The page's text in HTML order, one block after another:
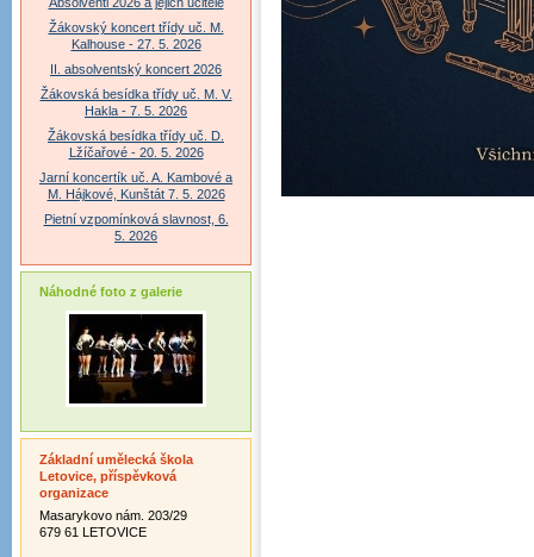
Žákovský koncert třídy uč. M.
Kalhouse - 27. 5. 2026
II. absolventský koncert 2026
Žákovská besídka třídy uč. M. V.
Hakla - 7. 5. 2026
Žákovská besídka třídy uč. D.
Lžíčařové - 20. 5. 2026
Jarní koncertík uč. A. Kambové a
M. Hájkové, Kunštát 7. 5. 2026
Pietní vzpomínková slavnost, 6.
5. 2026
Náhodné foto z galerie
Základní umělecká škola
Letovice, příspěvková
organizace
Masarykovo nám. 203/29
679 61 LETOVICE